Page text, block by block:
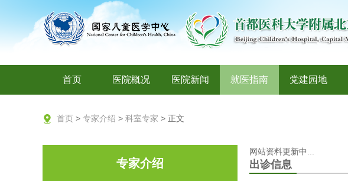
首页 医院概况 医院新闻 就医指南 党建园地
首页 > 专家介绍 > 科室专家 > 正文
专家介绍
网站资料更新中...
出诊信息